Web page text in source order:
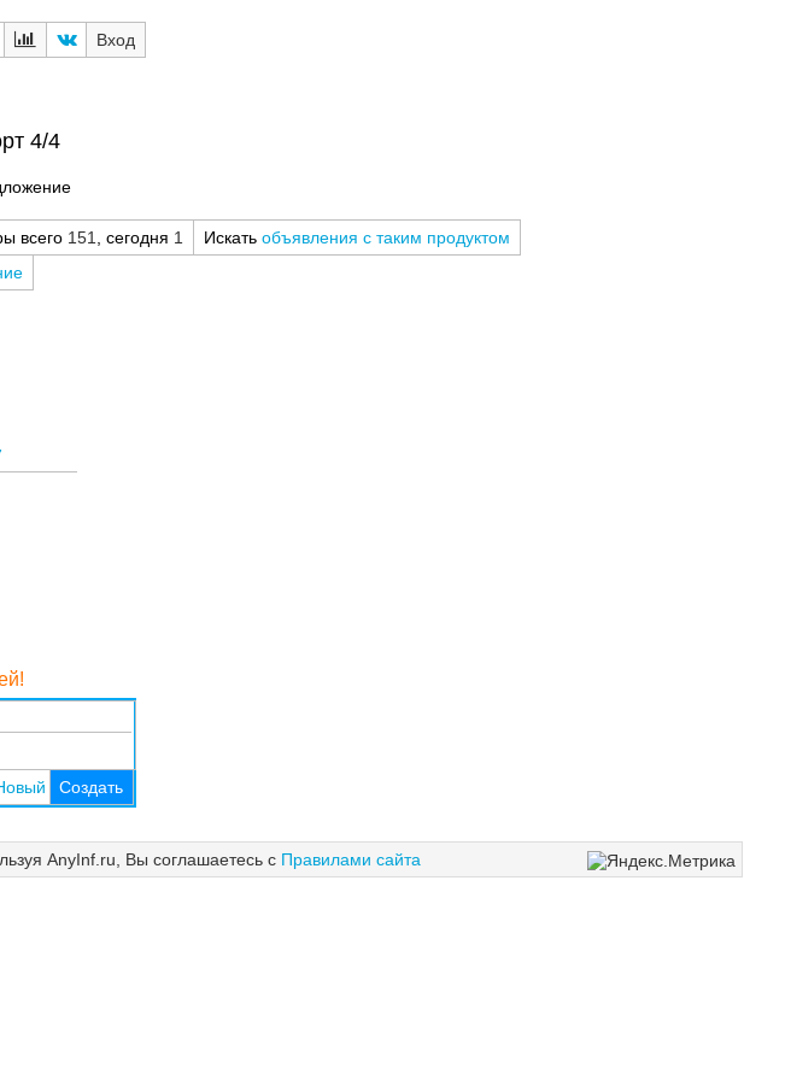
Вход
4/4
всего 151 , сегодня 1 Искать объявления с таким продуктом
Создать
AnyInf.ru, Вы соглашаетесь с Правилами сайта